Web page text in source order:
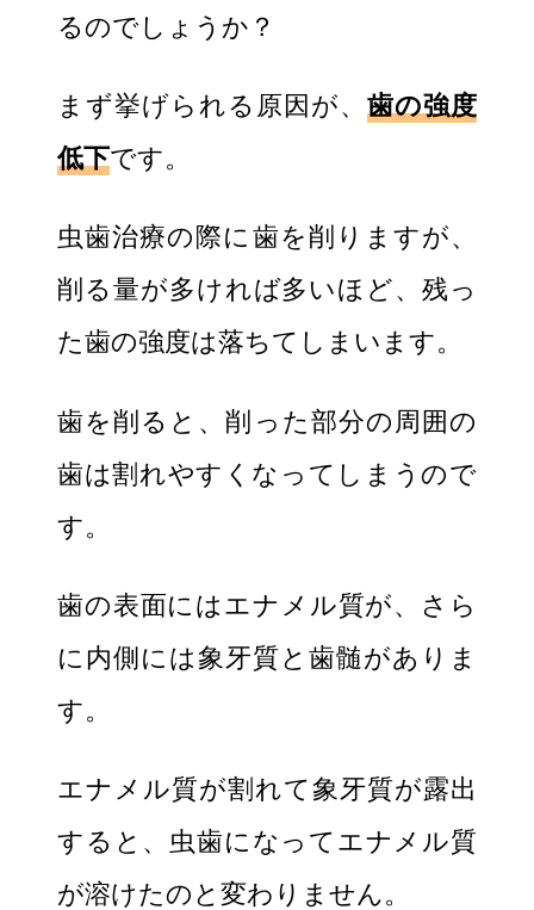
るのでしょうか？
まず挙げられる原因が、 歯の強度
低下です。
虫歯治療の際に歯を削りますが、
削る量が多ければ多いほど、残っ
た歯の強度は落ちてしまいます。
歯を削ると、削った部分の周囲の
歯は割れやすくなってしまうので
す。
歯の表面にはエナメル質が、さら
に内側には象牙質と歯髄がありま
す。
エナメル質が割れて象牙質が露出
すると、虫歯になってエナメル質
が溶けたのと変わりません。